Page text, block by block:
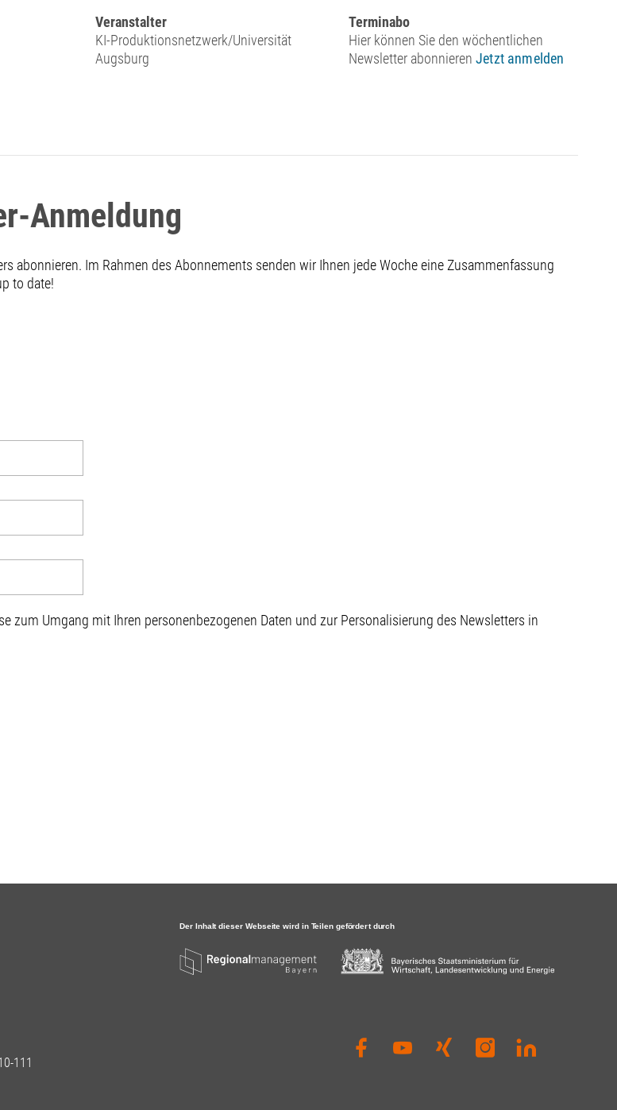
Veranstalter
KI-Produktionsnetzwerk/Universität
Augsburg
Terminabo
Hier können Sie den wöchentlichen
Newsletter abonnierenJetzt anmelden
Anmeldung
abonnieren. Im Rahmen des Abonnements senden wir Ihnen jede Woche eine Zusammenfassung
to date!
zum Umgang mit Ihren personenbezogenen Daten und zur Personalisierung des Newsletters in
111